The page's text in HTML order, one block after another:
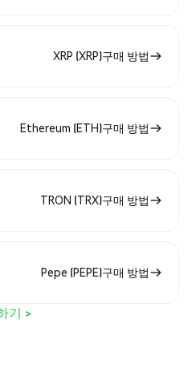
XRP (XRP)구매 방법
Ethereum (ETH)구매 방법
TRON (TRX)구매 방법
Pepe (PEPE)구매 방법
기 >